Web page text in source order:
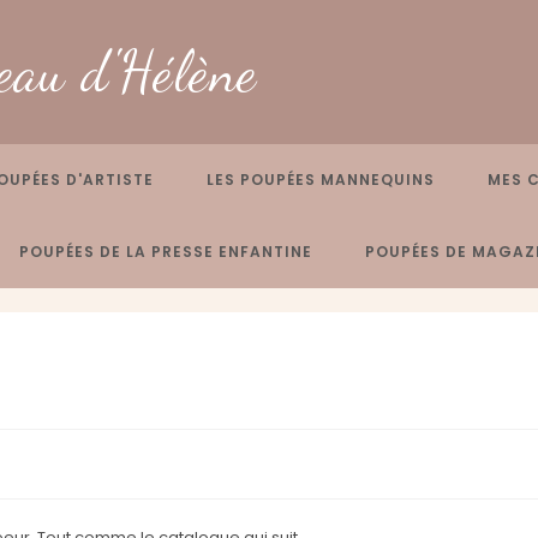
d'Hélène
D'ARTISTE LES POUPÉES MANNEQUINS MES
POUPÉES DE LA PRESSE ENFANTINE POUPÉES DE